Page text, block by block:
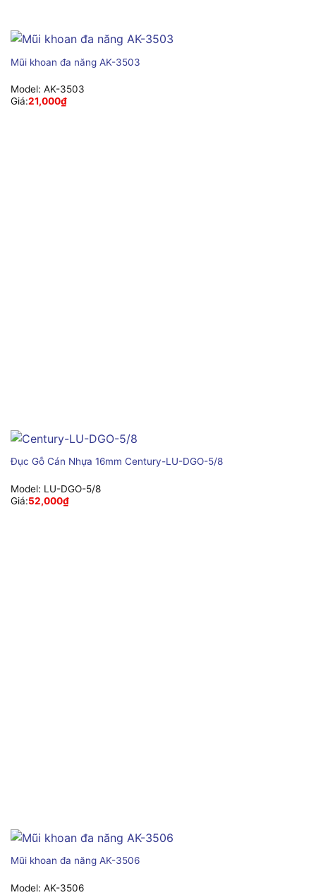
Mũi khoan đa năng AK-3503
Model: AK-3503
Giá:21,000₫
Đục Gỗ Cán Nhựa 16mm Century-LU-DGO-5/8
Model: LU-DGO-5/8
Giá:52,000₫
Mũi khoan đa năng AK-3506
Model: AK-3506